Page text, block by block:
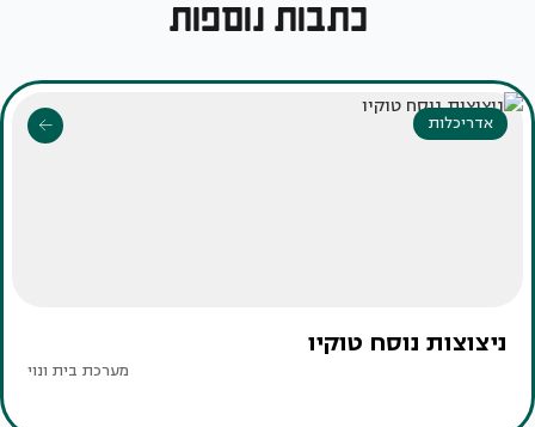
כתבות נוספות
אדריכלות
ניצוצות נוסח טוקיו
מערכת בית ונוי